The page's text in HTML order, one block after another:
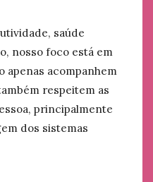
saúde
nosso foco está em
apenas acompanhem
respeitem as
principalmente
dos sistemas